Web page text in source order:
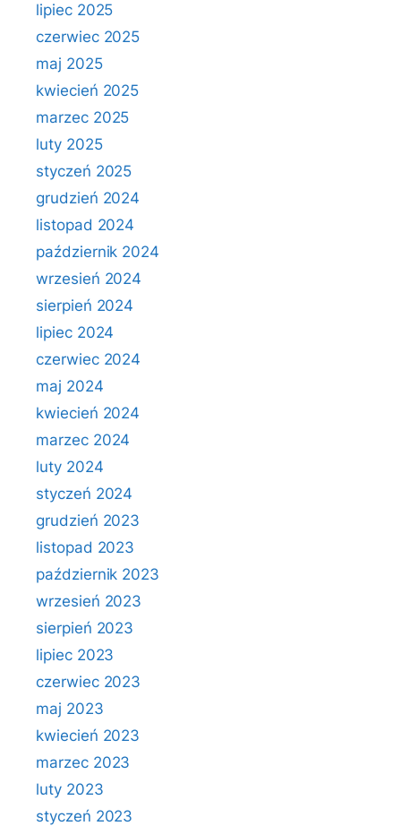
lipiec 2025
czerwiec 2025
maj 2025
kwiecień 2025
marzec 2025
luty 2025
styczeń 2025
grudzień 2024
listopad 2024
październik 2024
wrzesień 2024
sierpień 2024
lipiec 2024
czerwiec 2024
maj 2024
kwiecień 2024
marzec 2024
luty 2024
styczeń 2024
grudzień 2023
listopad 2023
październik 2023
wrzesień 2023
sierpień 2023
lipiec 2023
czerwiec 2023
maj 2023
kwiecień 2023
marzec 2023
luty 2023
styczeń 2023